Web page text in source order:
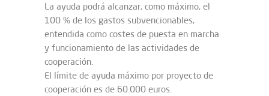
La ayuda podrá alcanzar, como máximo, el
100 % de los gastos subvencionables,
entendida como costes de puesta en marcha
y funcionamiento de las actividades de
cooperación.
El límite de ayuda máximo por proyecto de
cooperación es de 60.000 euros.